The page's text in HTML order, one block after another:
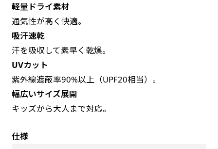
軽量ドライ素材
通気性が高く快適。
吸汗速乾
汗を吸収して素早く乾燥。
UVカット
紫外線遮蔽率90%以上（UPF20相当）。
幅広いサイズ展開
キッズから大人まで対応。
仕様
生地は対応不可です。